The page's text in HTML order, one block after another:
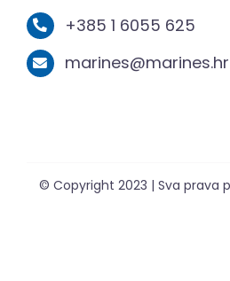
+385 1 6055 625
marines@marines.hr
© Copyright 2023 | Sva prava